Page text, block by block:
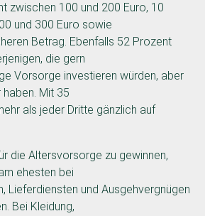
zwischen 100 und 200 Euro, 10
und 300 Euro sowie
Betrag. Ebenfalls 52 Prozent
die gern
Vorsorge investieren würden, aber
Mit 35
als jeder Dritte gänzlich auf
die Altersvorsorge zu gewinnen,
ehesten bei
Lieferdiensten und Ausgehvergnügen
Bei Kleidung,